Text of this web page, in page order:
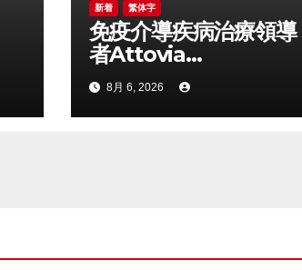
新着 繁体字
免疫介導疾病治療領導
者Attovia
Therapeutics成功登
陸納斯達克
8月 6, 2026